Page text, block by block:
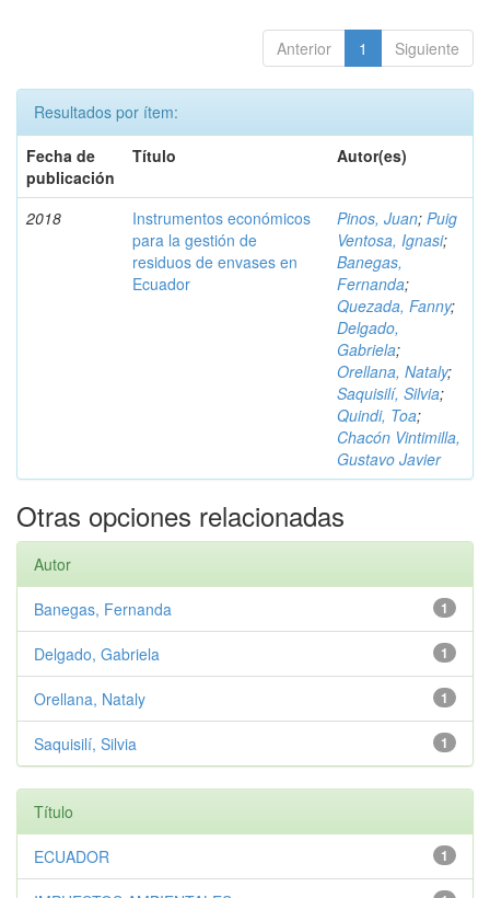
Anterior 1 Siguiente
Resultados por ítem:
Fecha de
publicación
Título Autor(es)
2018
Instrumentos económicos
para la gestión de
residuos de envases en
Ecuador
Pinos, Juan; Puig
Ventosa, Ignasi;
Banegas,
Fernanda;
Quezada, Fanny;
Delgado,
Gabriela;
Orellana, Nataly;
Saquisilí, Silvia;
Quindi, Toa;
Chacón Vintimilla,
Gustavo Javier
Otras opciones relacionadas
Autor
1
Banegas, Fernanda
1
Delgado, Gabriela
1
Orellana, Nataly
1
Saquisilí, Silvia
Título
1
ECUADOR